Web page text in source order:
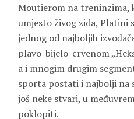
Moutierom na treninzima,
umjesto živog zida, Platini
jednog od najboljih
plavo-bijelo-crvenom
a i mnogim drugim
sporta postati i najbolji na
još neke stvari, u
poklopiti.